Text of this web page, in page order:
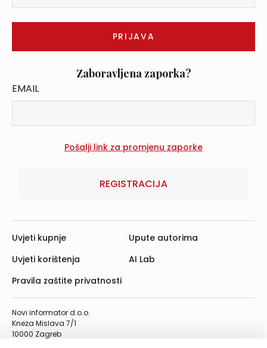
Zaboravljena zaporka?
EMAIL
REGISTRACIJA
Novi informator d.o.o.
Kneza Mislava 7/1
10000 Zagreb
Uvjeti kupnje
Uvjeti korištenja
Pravila zaštite privatnosti
Upute autorima
AI Lab